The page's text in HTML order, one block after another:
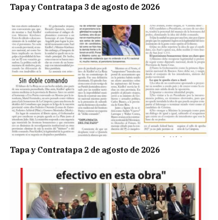
Tapa y Contratapa 3 de agosto de 2026
Tapa y Contratapa 2 de agosto de 2026